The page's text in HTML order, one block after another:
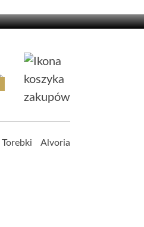
Torebki Alvoria